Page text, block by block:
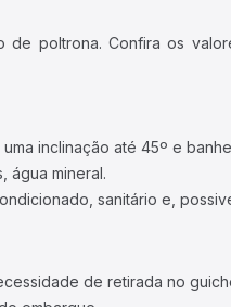
poltrona. Confira os
inclinação até 45º e
água mineral.
sanitário e,
de retirada no